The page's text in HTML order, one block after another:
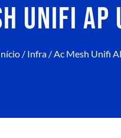
UNIFI
/ Infra/ Ac Mesh Unifi